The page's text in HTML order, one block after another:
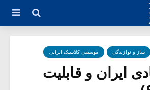
ساز و نوازندگی موسیقی کلاسیک ایرانی
ایران و قابلیت